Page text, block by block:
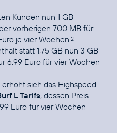
Kunden nun 1 GB
vorherigen 700 MB für
je vier Wochen. 2
statt 1,75 GB nun 3 GB
6,99 Euro für vier Wochen
sich das Highspeed-
L Tarifs, dessen Preis
Euro für vier Wochen